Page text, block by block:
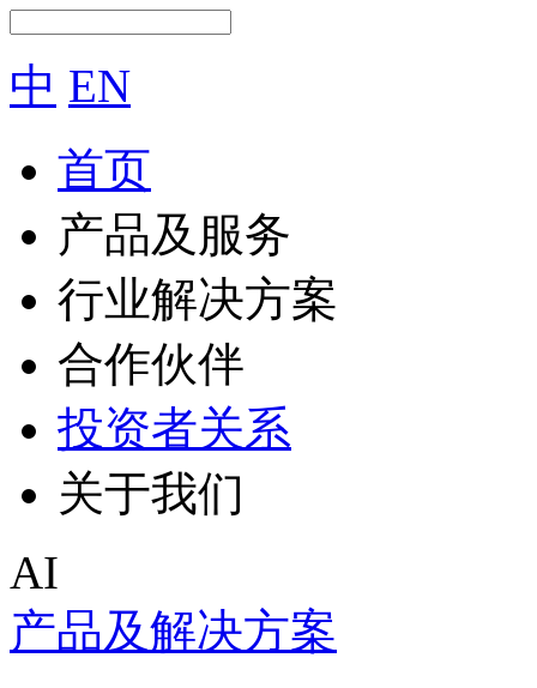
中 EN
首页
产品及服务
行业解决方案
合作伙伴
投资者关系
关于我们
AI
产品及解决方案